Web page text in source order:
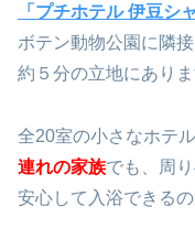
「プチホテル 伊豆シ
ボテン動物公園に隣接
約５分の立地にありま
全20室の小さなホテ
連れの家族でも、周
安心して入浴できるの